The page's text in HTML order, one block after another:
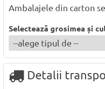
Ambalajele din carton
Selectează grosimea și
Detalii